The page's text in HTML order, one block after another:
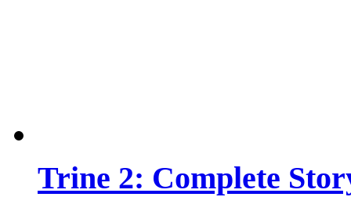
Trine 2: Complete